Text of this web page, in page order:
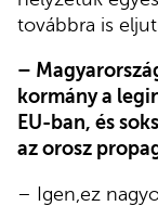
továbbra is
–
kormány a
EU-ban, és
az orosz
– Igen,ez